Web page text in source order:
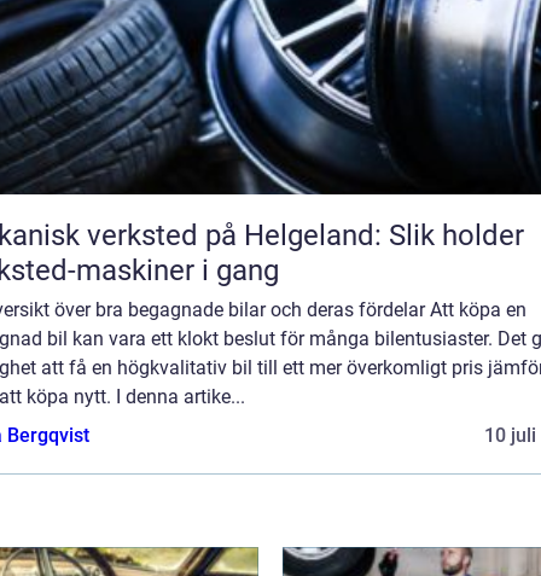
verksted på Helgeland: Slik holder
maskiner i gang
över bra begagnade bilar och deras fördelar Att köpa en
bil kan vara ett klokt beslut för många bilentusiaster. Det
att få en högkvalitativ bil till ett mer överkomligt pris
köpa nytt. I denna artike...
Bergqvist
10 juli